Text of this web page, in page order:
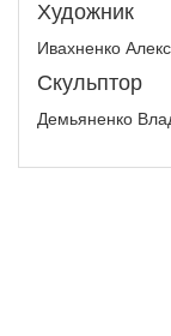
Художник
Ивахненко
Скульптор
Демьяненко